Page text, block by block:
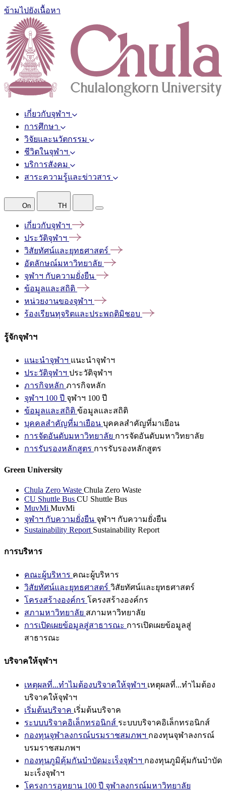
ข้ามไปยังเนื้อหา
เกี่ยวกับจุฬาฯ
การศึกษา
วิจัยและนวัตกรรม
ชีวิตในจุฬาฯ
บริการสังคม
สาระความรู้และข่าวสาร
On TH
เกี่ยวกับจุฬาฯ
ประวัติจุฬาฯ
วิสัยทัศน์และยุทธศาสตร์
อัตลักษณ์มหาวิทยาลัย
จุฬาฯ กับความยั่งยืน
ข้อมูลและสถิติ
หน่วยงานของจุฬาฯ
ร้องเรียนทุจริตและประพฤติมิชอบ
รู้จักจุฬาฯ
แนะนำจุฬาฯ แนะนำจุฬาฯ
ประวัติจุฬาฯ ประวัติจุฬาฯ
ภารกิจหลัก ภารกิจหลัก
จุฬาฯ 100 ปี จุฬาฯ 100 ปี
ข้อมูลและสถิติ ข้อมูลและสถิติ
บุคคลสำคัญที่มาเยือน บุคคลสำคัญที่มาเยือน
การจัดอันดับมหาวิทยาลัย การจัดอันดับมหาวิทยาลัย
การรับรองหลักสูตร การรับรองหลักสูตร
Green University
Chula Zero Waste Chula Zero Waste
CU Shuttle Bus CU Shuttle Bus
MuvMi MuvMi
จุฬาฯ กับความยั่งยืน จุฬาฯ กับความยั่งยืน
Sustainability Report Sustainability Report
การบริหาร
คณะผู้บริหาร คณะผู้บริหาร
วิสัยทัศน์และยุทธศาสตร์ วิสัยทัศน์และยุทธศาสตร์
โครงสร้างองค์กร โครงสร้างองค์กร
สภามหาวิทยาลัย สภามหาวิทยาลัย
การเปิดเผยข้อมูลสู่สาธารณะ การเปิดเผยข้อมูลสู่
สาธารณะ
บริจาคให้จุฬาฯ
เหตุผลที่...ทำไมต้องบริจาคให้จุฬาฯ เหตุผลที่...ทำไมต้อง
บริจาคให้จุฬาฯ
เริ่มต้นบริจาค เริ่มต้นบริจาค
ระบบบริจาคอิเล็กทรอนิกส์ ระบบบริจาคอิเล็กทรอนิกส์
กองทุนจุฬาลงกรณ์บรมราชสมภพฯ กองทุนจุฬาลงกรณ์
บรมราชสมภพฯ
กองทุนภูมิคุ้มกันบำบัดมะเร็งจุฬาฯ กองทุนภูมิคุ้มกันบำบัด
มะเร็งจุฬาฯ
โครงการอุทยาน 100 ปี จุฬาลงกรณ์มหาวิทยาลัย